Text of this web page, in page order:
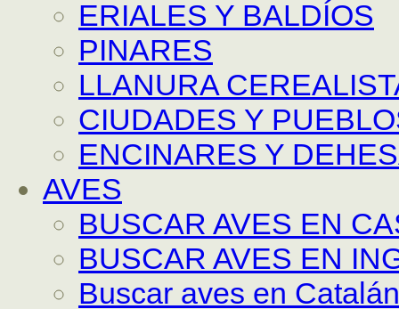
ERIALES Y BALDÍOS
PINARES
LLANURA
CIUDADES Y
ENCINARES Y
AVES
BUSCAR AVES EN
BUSCAR AVES EN
Buscar aves en Catalán